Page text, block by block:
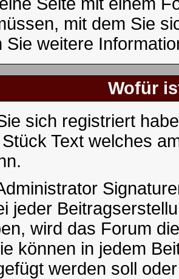
mit dem Sie
Sie weitere
Wofür
sich registriert
Text welches
jeder
wird das Forum
können in jedem
werden soll